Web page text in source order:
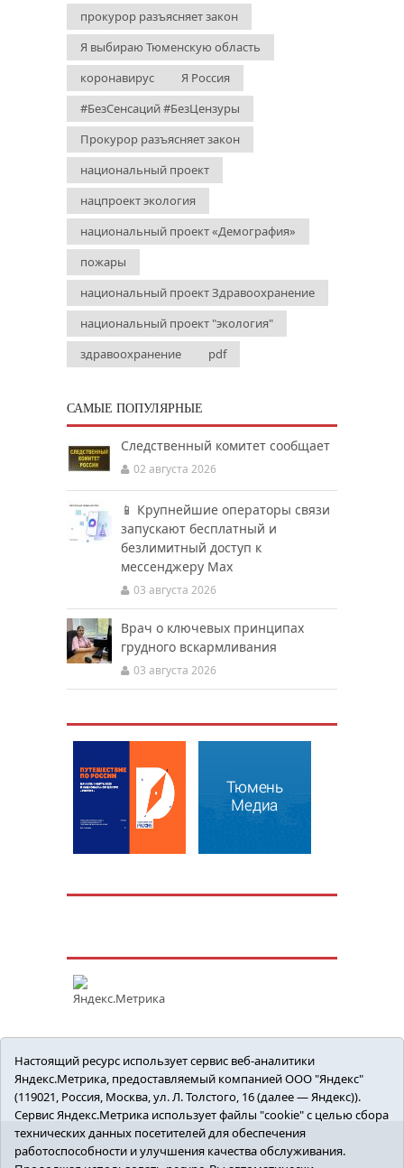
прокурор разъясняет закон
Я выбираю Тюменскую область
коронавирус
Я Россия
#БезСенсаций #БезЦензуры
Прокурор разъясняет закон
национальный проект
нацпроект экология
национальный проект «Демография»
пожары
национальный проект Здравоохранение
национальный проект "экология"
здравоохранение
pdf
САМЫЕ ПОПУЛЯРНЫЕ
Следственный комитет сообщает
02 августа 2026
📱 Крупнейшие операторы связи
запускают бесплатный и
безлимитный доступ к
мессенджеру Мах
03 августа 2026
Врач о ключевых принципах
грудного вскармливания
03 августа 2026
ПОЛИТИКА ОБЩЕСТВО СПОРТ
Настоящий ресурс использует сервис веб-аналитики
Яндекс.Метрика, предоставляемый компанией ООО "Яндекс"
(119021, Россия, Москва, ул. Л. Толстого, 16 (далее — Яндекс)).
Сервис Яндекс.Метрика использует файлы "cookie" с целью сбора
технических данных посетителей для обеспечения
работоспособности и улучшения качества обслуживания.